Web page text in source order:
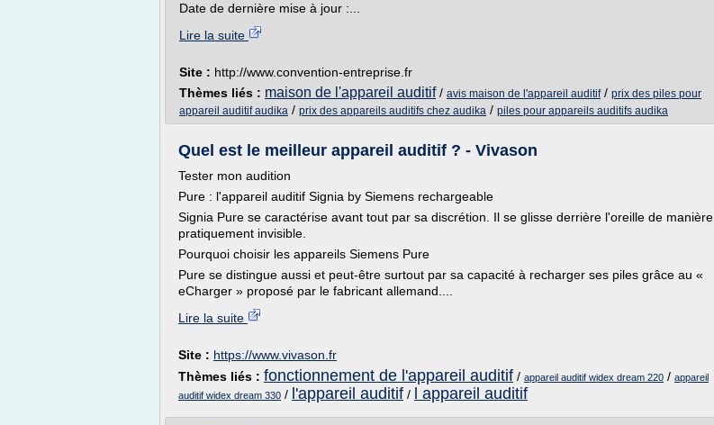
Date de dernière mise à jour :...
Lire la suite
Site : http://www.convention-entreprise.fr
Thèmes liés : maison de l'appareil auditif/ avis maison de l'appareil auditif/ prix des piles pour
appareil auditif audika / prix des appareils auditifs chez audika / piles pour appareils auditifs audika
Quel est le meilleur appareil auditif ? - Vivason
Tester mon audition
Pure : l'appareil auditif Signia by Siemens rechargeable
Signia Pure se caractérise avant tout par sa discrétion. Il se glisse derrière l'oreille de manière
pratiquement invisible.
Pourquoi choisir les appareils Siemens Pure
Pure se distingue aussi et peut-être surtout par sa capacité à recharger ses piles grâce au «
eCharger » proposé par le fabricant allemand....
Lire la suite
Site : https://www.vivason.fr
Thèmes liés : fonctionnement de l'appareil auditif / appareil auditif widex dream 220 / appareil
auditif widex dream 330 / l'appareil auditif / l appareil auditif